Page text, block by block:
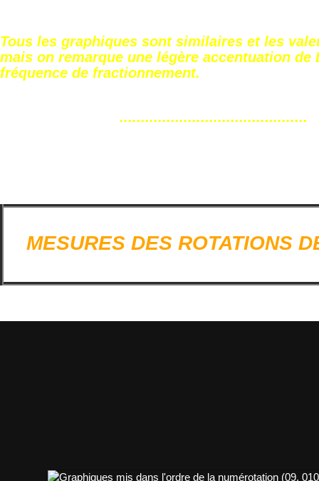
Tous les graphiques sont similaires et les
mais on remarque une légère accentuation de
fréquence de fractionnement.
............................................
MESURES DES ROTATIONS